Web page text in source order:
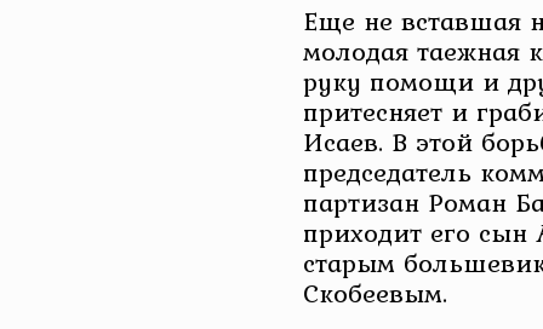
Еще не вставшая
молодая таежная
руку помощи и
притесняет и
Исаев. В этой
председатель
партизан Роман
приходит его
старым
Скобеевым.